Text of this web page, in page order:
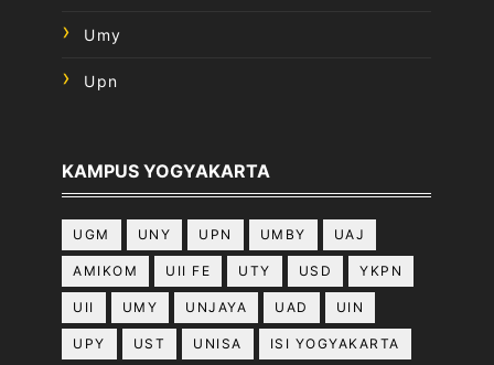
Umy
Upn
KAMPUS YOGYAKARTA
UGM UNY UPN UMBY UAJ
AMIKOM UII FE UTY USD YKPN
UII UMY UNJAYA UAD UIN
UPY UST UNISA ISI YOGYAKARTA